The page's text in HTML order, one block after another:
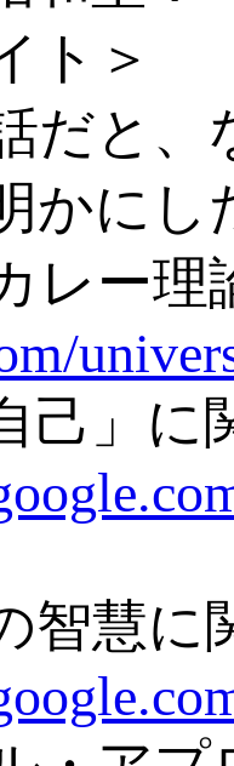
ト＞
だと
かに
レー理
己」
智慧